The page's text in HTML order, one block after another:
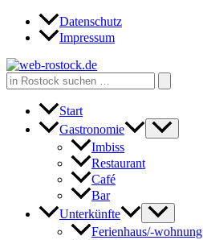
Zum
Inhalt
Datenschutz
Impressum
Search
for:
Start
Gastronomie
Imbiss
Restaurant
Café
Bar
Unterkünfte
Ferienhaus/-wohnung